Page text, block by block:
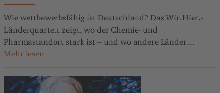
Wie wettbewerbsfähig ist Deutschland? Das Wir.Hier.-
Länderquartett zeigt, wo der Chemie- und
Pharmastandort stark ist – und wo andere Länder
Vorteile haben